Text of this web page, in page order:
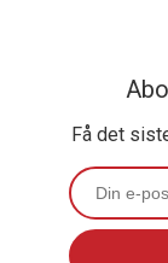
Få det